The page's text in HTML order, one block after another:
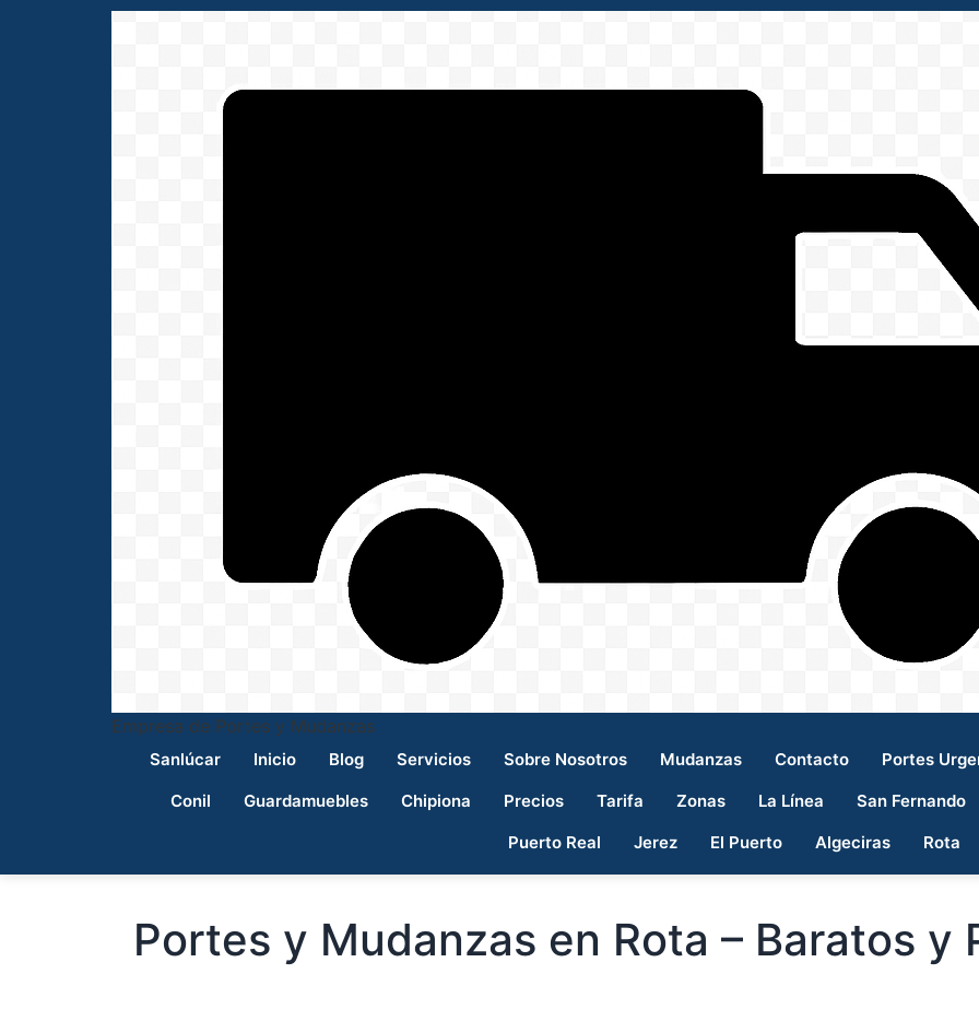
Empresa de Portes y Mudanzas
Sanlúcar Inicio Blog Servicios Sobre Nosotros Mudanzas Contacto Portes
Conil
Guardamuebles Chipiona Precios Tarifa Zonas La Línea San Fernando
Puerto Real
Jerez El Puerto Algeciras Rota
Portes y Mudanzas en Rota – Baratos y